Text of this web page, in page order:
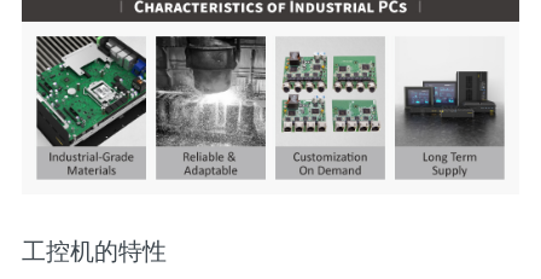
工控机的特性